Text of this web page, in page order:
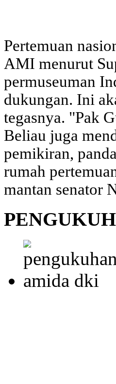
Pertemuan
AMI menurut
permuseuman
dukungan. Ini
tegasnya. "Pak
Beliau juga
pemikiran,
rumah
mantan senator